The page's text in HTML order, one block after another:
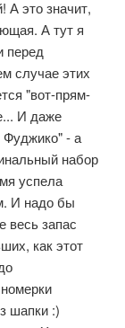
А это значит,
А тут я
перед
случае этих
"вот-прям-
И даже
Фуджико" - а
набор
успела
И надо бы
весь запас
как этот
шапки :)